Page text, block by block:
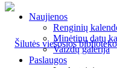
Naujienos
Renginių
Minėtinų datų
Vaizdų galerija
Paslaugos